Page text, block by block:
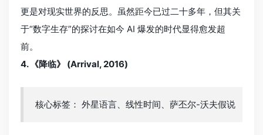
更是对现实世界的反思。虽然距今已过二十多年，但其关
于“数字生存”的探讨在如今 AI 爆发的时代显得愈发超
前。
4. 《降临》 (Arrival, 2016)
核心标签： 外星语言、线性时间、萨丕尔-沃夫假说